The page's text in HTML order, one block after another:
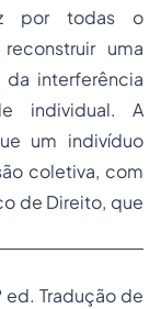
por todas o
uma
da interferência
individual. A
um indivíduo
coletiva, com
de Direito, que
ed. Tradução de